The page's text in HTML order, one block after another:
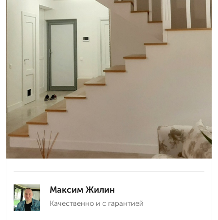
Максим Жилин
Качественно и с гарантией